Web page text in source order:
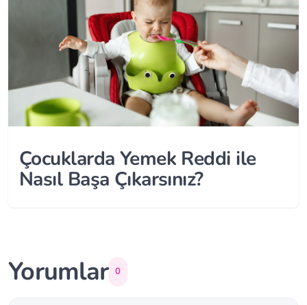
Çocuklarda Yemek Reddi ile
Nasıl Başa Çıkarsınız?
Yorumlar 0